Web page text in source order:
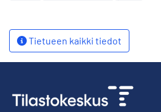
Tietueen kaikki tiedot